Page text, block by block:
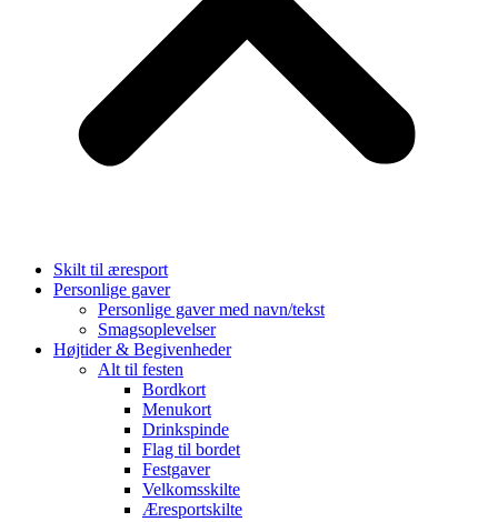
Skilt til æresport
Personlige gaver
Personlige gaver med navn/tekst
Smagsoplevelser
Højtider & Begivenheder
Alt til festen
Bordkort
Menukort
Drinkspinde
Flag til bordet
Festgaver
Velkomsskilte
Æresportskilte